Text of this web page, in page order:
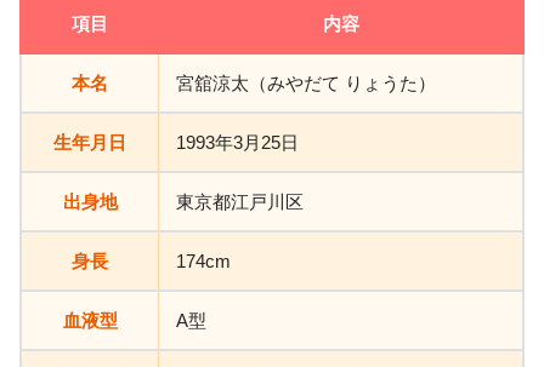
項目 内容
本名 宮舘涼太（みやだて りょうた）
生年月日 1993年3月25日
出身地 東京都江戸川区
身長 174cm
血液型 A型